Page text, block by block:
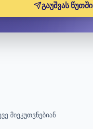
გაუშვას წუთში
მიეკუთვნებიან